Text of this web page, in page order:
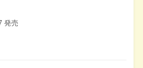
発売